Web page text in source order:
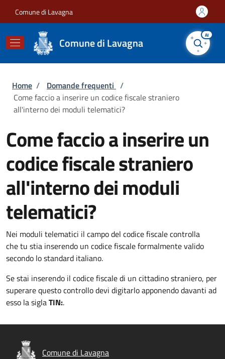
Comune di Lavagna
Comune di Lavagna
AI
Briciole di pane
Home / Domande frequenti /
Come faccio a inserire un codice fiscale straniero
all'interno dei moduli telematici?
Come faccio a inserire un
codice fiscale straniero
all'interno dei moduli
telematici?
Nei moduli telematici il campo del codice fiscale controlla
che tu stia inserendo un codice fiscale formalmente valido
secondo lo standard italiano.
Se stai inserendo il codice fiscale di un cittadino straniero, per
superare questo controllo devi digitarlo apponendo davanti ad
esso la siglaTIN:.
Comune di Lavagna